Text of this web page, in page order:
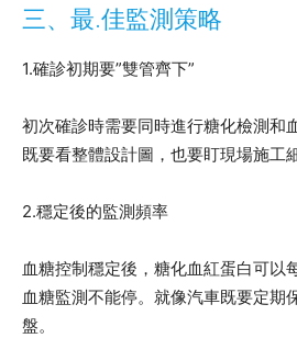
三、最.佳監測策略
1.確診初期要”雙管齊下”
初次確診時需要同時進行糖化檢測和
既要看整體設計圖，也要盯現場施工
2.穩定後的監測頻率
血糖控制穩定後，糖化血紅蛋白可以
血糖監測不能停。就像汽車既要定期
盤。